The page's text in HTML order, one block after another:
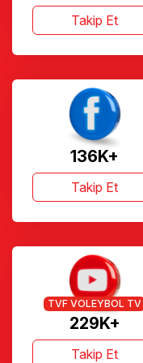
Takip Et
136K+
Takip Et
229K+
TVF VOLEYBOL TV
Takip Et